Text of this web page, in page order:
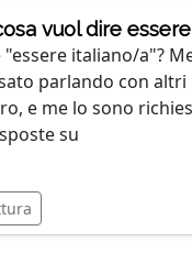
vuol dire
"essere italiano/a"?
parlando con altri
e me lo sono
su